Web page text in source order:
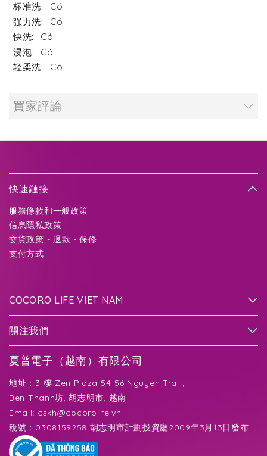
Có
Có
Có
Có
Có
買家評論
快速鏈接
服務條款和一般政策
信息隱私政策
交貨政策 - 退款 - 保修
支付方式
COCORO LIFE VIET NAM
關注我們
夏普電子（越南）有限公司
地址：3 樓 Zen Plaza 54-56 Nguyen Trai，
Ben Thanh坊, 胡志明市, 越南
Email: cskh@cocorolife.vn
稅號：0308159258 胡志明市計劃投資廳2009年3月13日發布